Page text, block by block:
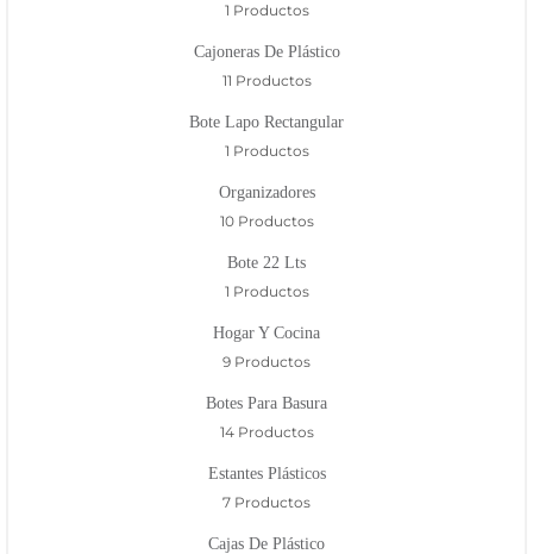
1 Productos
Cajoneras De Plástico
11 Productos
Bote Lapo Rectangular
1 Productos
Organizadores
10 Productos
Bote 22 Lts
1 Productos
Hogar Y Cocina
9 Productos
Botes Para Basura
14 Productos
Estantes Plásticos
7 Productos
Cajas De Plástico